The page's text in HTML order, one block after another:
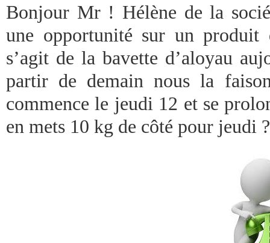
Bonjour Mr ! Hélène de la
une opportunité sur un
s’agit de la bavette d’aloyau
partir de demain nous la
commence le jeudi 12 et se
en mets 10 kg de côté pour jeudi ?